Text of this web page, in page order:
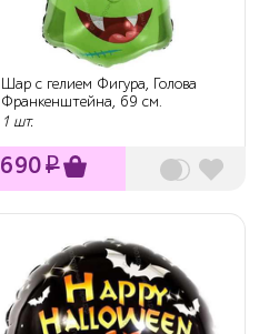
Шар с гелием Фигура, Голова
Франкенштейна, 69 см.
1 шт.
690₽